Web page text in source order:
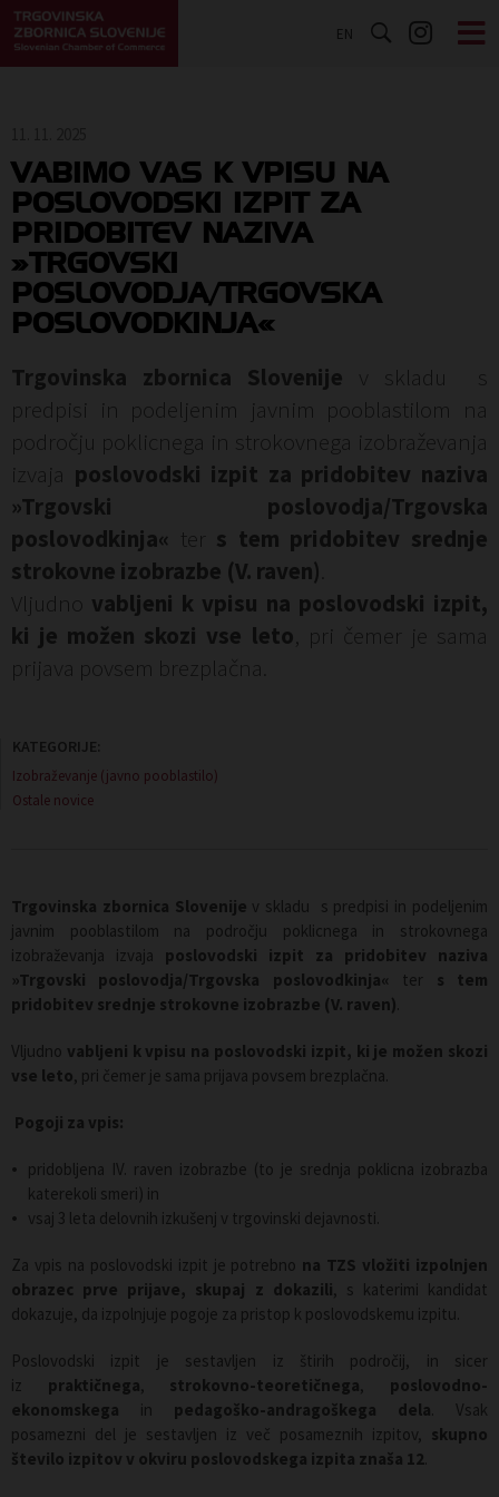
EN
VABIMO VAS K VPISU NA
POSLOVODSKI IZPIT ZA
PRIDOBITEV NAZIVA
»TRGOVSKI
POSLOVODJA/TRGOVSKA
POSLOVODKINJA«
Trgovinska zbornica Slovenije v skladu s
predpisi in podeljenim javnim pooblastilom na
področju poklicnega in strokovnega izobraževanja
izvaja poslovodski izpit za pridobitev naziva
»Trgovski poslovodja/Trgovska
poslovodkinja« ter s tem pridobitev srednje
strokovne izobrazbe (V. raven)
Vljudno vabljeni k vpisu na poslovodski izpit,
ki je možen skozi vse leto, pri čemer je sama
prijava povsem brezplačna.
KATEGORIJE:
Izobraževanje (javno pooblastilo)
Ostale novice
Trgovinska zbornica Slovenije v skladu s predpisi in podeljenim
javnim pooblastilom na področju poklicnega in strokovnega
izobraževanja izvaja poslovodski izpit
za pridobitev naziva
»Trgovski poslovodja/Trgovska poslovodkinja« ter s tem
pridobitev srednje strokovne izobrazbe (V. raven)
Vljudno vabljeni k vpisu na poslovodski izpit, ki je možen skozi
vse leto, pri čemer je sama prijava povsem brezplačna.
Pogoji za vpis:
pridobljena IV. raven izobrazbe (to je srednja poklicna izobrazba
katerekoli smeri) in
vsaj 3 leta delovnih izkušenj v trgovinski dejavnosti.
Za vpis na poslovodski izpit je potrebno na TZS vložiti izpolnjen
obrazec prve prijave, skupaj z dokazili, s katerimi kandidat
dokazuje, da izpolnjuje pogoje za pristop k poslovodskemu izpitu.
Poslovodski izpit je sestavljen iz štirih področij, in sicer
iz praktičnega, strokovno-teoretičnega, poslovodno-
ekonomskega in pedagoško-andragoškega dela . Vsak
posamezni del je sestavljen iz več posameznih izpitov, skupno
število izpitov v okviru poslovodskega izpita znaša 12